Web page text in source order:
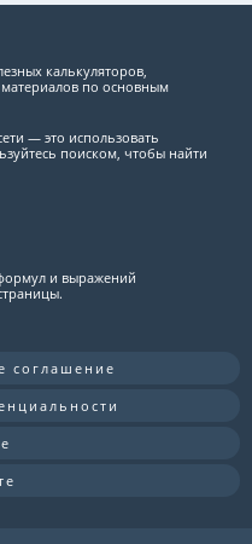
калькуляторов,
по основным
— это использовать
поиском, чтобы найти
и выражений
соглашение